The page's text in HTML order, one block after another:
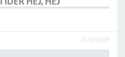
#1619109